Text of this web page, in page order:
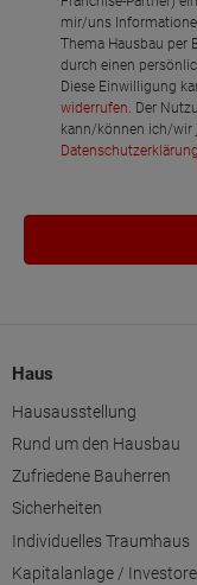
mir/uns
Thema Hausbau per
durch einen
Diese Einwilligung
widerrufen. Der
kann/können ich/wir
Datenschutzerklärung
Haus
Hausausstellung
Rund um den Hausbau
Zufriedene Bauherren
Sicherheiten
Individuelles Traumhaus
Kapitalanlage /